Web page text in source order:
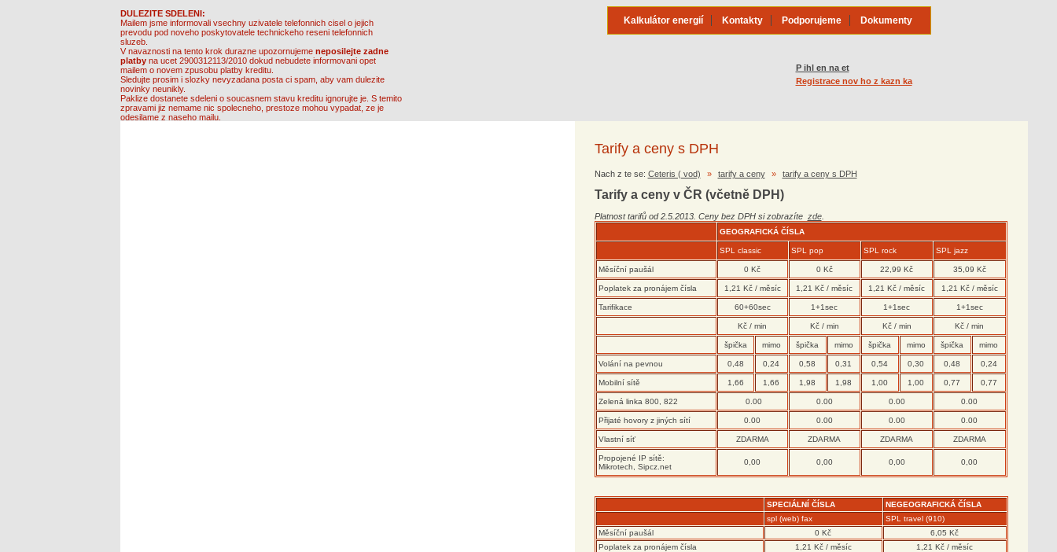
DULEZITE SDELENI:
Mailem jsme informovali vsechny uzivatele telefonnich cisel o jejich
prevodu pod noveho poskytovatele technickeho reseni telefonnich
sluzeb.
V navaznosti na tento krok durazne upozornujeme neposilejte zadne
platby na ucet 2900312113/2010 dokud nebudete informovani opet
mailem o novem zpusobu platby kreditu.
Sledujte prosim i slozky nevyzadana posta ci spam, aby vam dulezite
novinky neunikly.
Paklize dostanete sdeleni o soucasnem stavu kreditu ignorujte je. S temito
zpravami jiz nemame nic spolecneho, prestoze mohou vypadat, ze je
odesilame z naseho mailu.
Kalkulátor energií Kontakty Podporujeme Dokumenty
P ihl en na et
Registrace nov ho z kazn ka
Tarify a ceny s DPH
Nach z te se: Ceteris ( vod) » tarify a ceny » tarify a ceny s DPH
Tarify a ceny v ČR (včetně DPH)
Platnost tarifů od 2.5.2013. Ceny bez DPH si zobrazíte zde.
GEOGRAFICKÁ ČÍSLA
SPL classic SPL pop SPL rock SPL jazz
Měsíční paušál 0 Kč 0 Kč 22,99 Kč 35,09 Kč
Poplatek za pronájem čísla 1,21 Kč / měsíc 1,21 Kč / měsíc 1,21 Kč / měsíc 1,21 Kč / měsíc
Tarifikace 60+60sec 1+1sec 1+1sec 1+1sec
Kč / min Kč / min Kč / min Kč / min
špička mimo špička mimo špička mimo špička mimo
Volání na pevnou 0,48 0,24 0,58 0,31 0,54 0,30 0,48 0,24
Mobilní sítě 1,66 1,66 1,98 1,98 1,00 1,00 0,77 0,77
Zelená linka 800, 822 0.00 0.00 0.00 0.00
Přijaté hovory z jiných sítí 0.00 0.00 0.00 0.00
Vlastní síť ZDARMA ZDARMA ZDARMA ZDARMA
Propojené IP sítě:
Mikrotech, Sipcz.net
0,00 0,00 0,00 0,00
SPECIÁLNÍ ČÍSLA
NEGEOGRAFICKÁ ČÍSLA
spl (web) fax
SPL travel (910)
Měsíční paušál
0 Kč
6,05 Kč
Poplatek za pronájem čísla
1,21 Kč / měsíc
1,21 Kč / měsíc